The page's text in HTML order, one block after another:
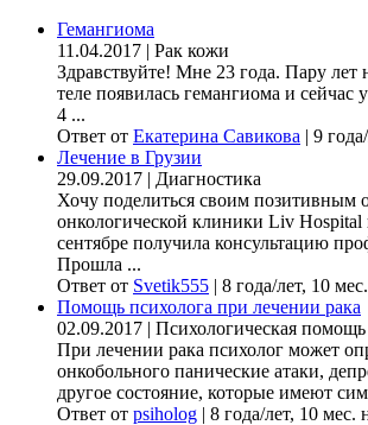
Гемангиома
11.04.2017 | Рак кожи
Здравствуйте! Мне 23 года. Пару лет
теле появилась гемангиома и сейчас
4 ...
Ответ от Екатерина Савикова | 9
Лечение в Грузии
29.09.2017 | Диагностика
Хочу поделиться своим позитивным
онкологической клиники Liv Hospital
сентябре получила консультацию
Прошла ...
Ответ от Svetik555 | 8 года/лет, 10
Помощь психолога при лечении рака
02.09.2017 | Психологическая помощь
При лечении рака психолог может
онкобольного панические атаки,
другое состояние, которые имеют
Ответ от psiholog | 8 года/лет, 10 мес.